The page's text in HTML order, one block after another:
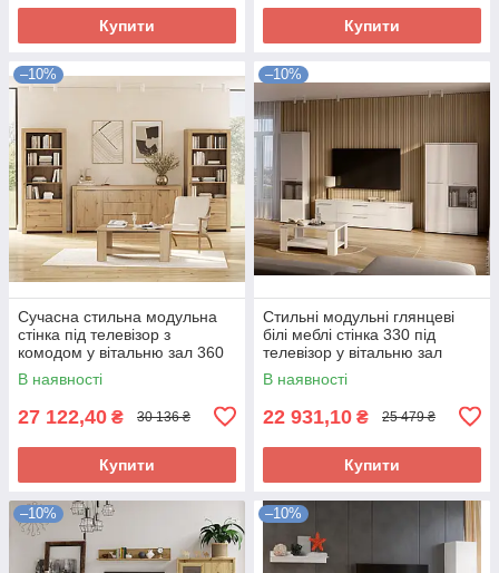
Купити Купити
–10%
Сучасна стильна модульна
стінка під телевізор з
комодом у вітальню зал 360
см Томмі Миро-Марк дуб
артизан
В наявності
27 122,40 ₴ 30 136 ₴
Купити
–10%
Стильні модульні глянцеві
білі меблі стінка 330 під
телевізор у вітальню зал
мінімалізм Фемелі Миро-
Марк
В наявності
22 931,10 ₴ 25 479 ₴
Купити
–10% –10%